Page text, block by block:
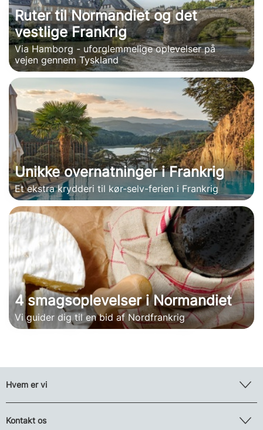
Ruter til Normandiet og det
vestlige Frankrig
Via Hamborg - uforglemmelige oplevelser på
vejen gennem Tyskland
Unikke overnatninger i Frankrig
Et ekstra krydderi til kør-selv-ferien i Frankrig
4 smagsoplevelser i Normandiet
Vi guider dig til en bid af Nordfrankrig
Hvem er vi
Kontakt os